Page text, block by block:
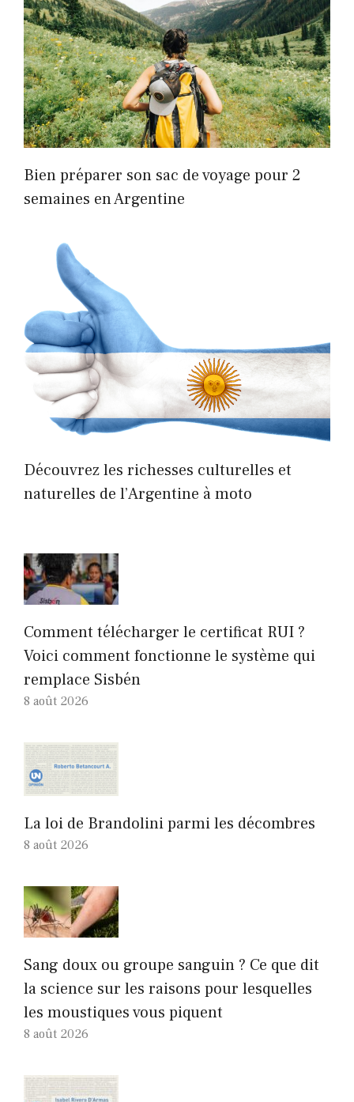
Bien préparer son sac de voyage pour 2
semaines en Argentine
Découvrez les richesses culturelles et
naturelles de l’Argentine à moto
Comment télécharger le certificat RUI ?
Voici comment fonctionne le système qui
remplace Sisbén
8 août 2026
La loi de Brandolini parmi les décombres
8 août 2026
Sang doux ou groupe sanguin ? Ce que dit
la science sur les raisons pour lesquelles
les moustiques vous piquent
8 août 2026